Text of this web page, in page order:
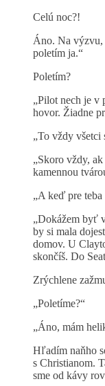
Celú noc?!
Áno. Na výzvu,
poletím ja.“
Poletím?
„Pilot nech je v
hovor. Žiadne
„To vždy všetci
„Skoro vždy,
kamennou
„A keď pre teba
„Dokážem byť
by si mala
domov. U
skončíš. Do
Zrýchlene
„Poletíme?“
„Áno, mám
Hľadím naňho
s Christianom.
sme od kávy